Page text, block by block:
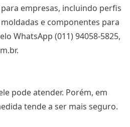
empresas, incluindo perfis
e componentes para
WhatsApp (011) 94058-5825,
pode atender. Porém, em
tende a ser mais seguro.